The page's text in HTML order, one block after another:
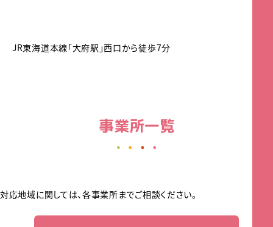
JR東海道本線「大府駅」西口から徒歩7分
事業所一覧
対応地域に関しては、各事業所までご相談ください。